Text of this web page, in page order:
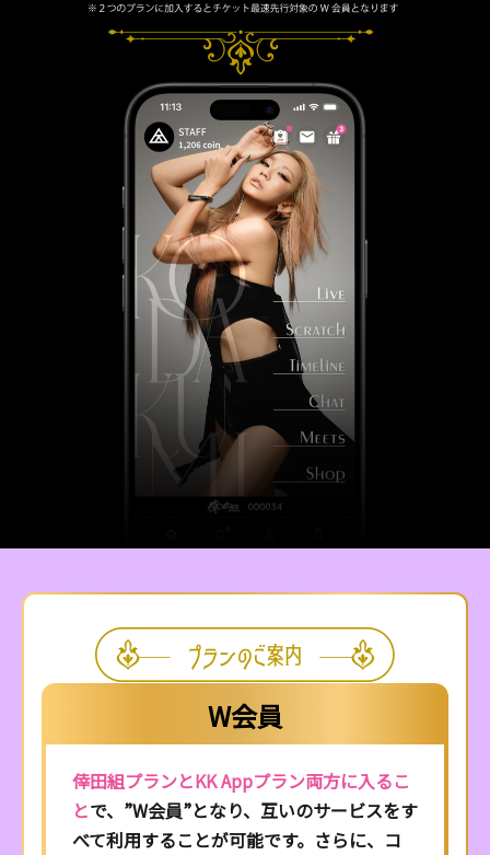
W会員
倖田組プランとKK Appプラン両方に入るこ
とで、”W会員”となり、互いのサービスをす
べて利用することが可能です。さらに、コ